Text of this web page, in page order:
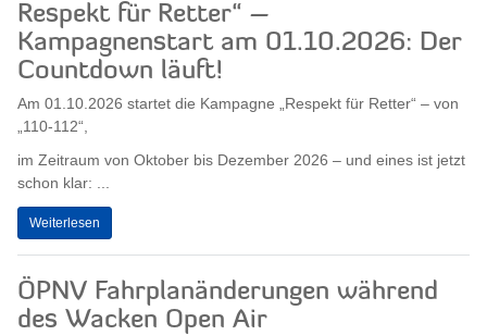
Respekt für Retter“ –
Kampagnenstart am 01.10.2026: Der
Countdown läuft!
Am 01.10.2026 startet die Kampagne „Respekt für Retter“ – von
„110-112“,
im Zeitraum von Oktober bis Dezember 2026 – und eines ist jetzt
schon klar: ...
Weiterlesen
ÖPNV Fahrplanänderungen während
des Wacken Open Air